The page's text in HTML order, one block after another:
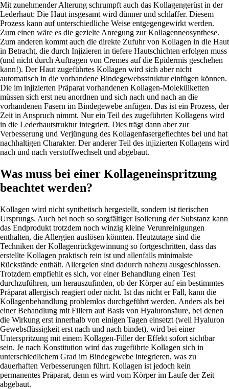
Mit zunehmender Alterung schrumpft auch das Kollagengerüst in der
Lederhaut: Die Haut insgesamt wird dünner und schlaffer. Diesem
Prozess kann auf unterschiedliche Weise entgegengewirkt werden.
Zum einen wäre es die gezielte Anregung zur Kollagenneosynthese.
Zum anderen kommt auch die direkte Zufuhr von Kollagen in die Haut
in Betracht, die durch Injizieren in tiefere Hautschichten erfolgen muss
(und nicht durch Auftragen von Cremes auf die Epidermis geschehen
kann!). Der Haut zugeführtes Kollagen wird sich aber nicht
automatisch in die vorhandene Bindegewebsstruktur einfügen können.
Die im injizierten Präparat vorhandenen Kollagen-Molekülketten
müssen sich erst neu anordnen und sich nach und nach an die
vorhandenen Fasern im Bindegewebe anfügen. Das ist ein Prozess, der
Zeit in Anspruch nimmt. Nur ein Teil des zugeführten Kollagens wird
in die Lederhautstruktur integriert. Dies trägt dann aber zur
Verbesserung und Verjüngung des Kollagenfasergeflechtes bei und hat
nachhaltigen Charakter. Der anderer Teil des injizierten Kollagens wird
nach und nach verstoffwechselt und abgebaut.
Was muss bei einer Kollageneinspritzung
beachtet werden?
Kollagen wird nicht synthetisch hergestellt, sondern ist tierischen
Ursprungs. Auch bei noch so sorgfältiger Isolierung der Substanz kann
das Endprodukt trotzdem noch winzig kleine Verunreinigungen
enthalten, die Allergien auslösen könnten. Heutzutage sind die
Techniken der Kollagenrückgewinnung so fortgeschritten, dass das
erstellte Kollagen praktisch rein ist und allenfalls minimalste
Rückstände enthält. Allergeien sind dadurch nahezu ausgeschlossen.
Trotzdem empfiehlt es sich, vor einer Behandlung einen Test
durchzuführen, um herauszufinden, ob der Körper auf ein bestimmtes
Präparat allergisch reagiert oder nicht. Ist das nicht er Fall, kann die
Kollagenbehandlung problemlos durchgeführt werden. Anders als bei
einer Behandlung mit Fillern auf Basis von Hyaluronsäure, bei denen
die Wirkung erst innerhalb von einigen Tagen einsetzt (weil Hyaluron
Gewebsflüssigkeit erst nach und nach bindet), wird bei einer
Unterspritzung mit einem Kollagen-Filler der Effekt sofort sichtbar
sein. Je nach Konstitution wird das zugeführte Kollagen sich in
unterschiedlichem Grad im Bindegewebe integrieren, was zu
dauerhaften Verbesserungen führt. Kollagen ist jedoch kein
permanentes Präparat, denn es wird vom Körper im Laufe der Zeit
abgebaut.